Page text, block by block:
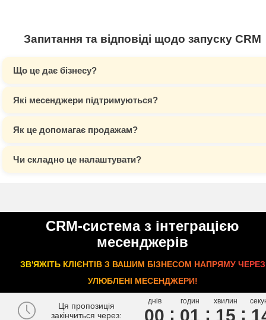
Запитання та відповіді щодо запуску CRM
Що це дає бізнесу?
Які месенджери підтримуються?
Як це допомагає продажам?
Чи складно це налаштувати?
CRM-система з інтеграцією
месенджерів
ЗВ'ЯЖІТЬ КЛІЄНТІВ З ВАШИМ БІЗНЕСОМ НАПРЯМУ ЧЕРЕЗ
УЛЮБЛЕНІ МЕСЕНДЖЕРИ!
Ця пропозиція
закінчиться через:
днів
00
годин
01
хвилин
15 1